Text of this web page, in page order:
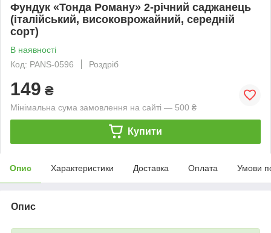
Фундук «Тонда Роману» 2-річний саджанець
(італійський, високоврожайний, середній
сорт)
В наявності
Код: PANS-0596
Роздріб
149 ₴
Мінімальна сума замовлення на сайті — 500 ₴
Купити
Опис Характеристики Доставка Оплата Умови
Опис